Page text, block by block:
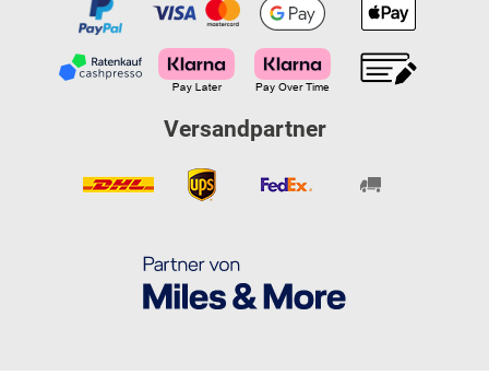
Versandpartner